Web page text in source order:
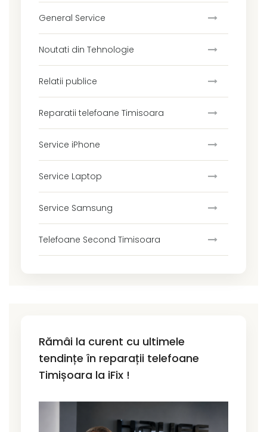
General Service
Noutati din Tehnologie
Relatii publice
Reparatii telefoane Timisoara
Service iPhone
Service Laptop
Service Samsung
Telefoane Second Timisoara
Rămâi la curent cu ultimele
tendințe în reparații telefoane
Timișoara la iFix !